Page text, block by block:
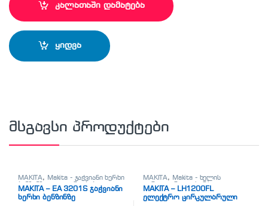
კალათაში დამატება
ყიდვა
მსგავსი პროდუქტები
MAKITA, Makita - ჯაჭვიანი ხერხი
ბენზინზე
ელ. დრუჟბები
MAKITA – EA 3201S ჯაჭვიანი
ხერხი ბენზინზე
MAKITA, Makita - ხელის
ცირკულარული ხერხი
სხვადასხვა
MAKITA – LH1200FL
ელექტრო ცირკულარული